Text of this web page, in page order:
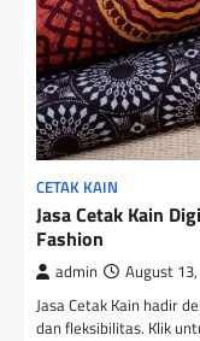
CETAK KAIN
Jasa Cetak Kain
Fashion
admin August
Jasa Cetak Kain hadir
dan fleksibilitas. Klik